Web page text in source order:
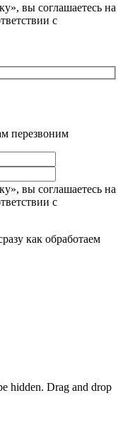
вы соглашаетесь на
с
перезвоним
вы соглашаетесь на
с
как обработаем
hidden. Drag and drop